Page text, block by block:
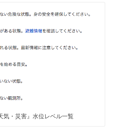
気・災害』水位レベル一覧